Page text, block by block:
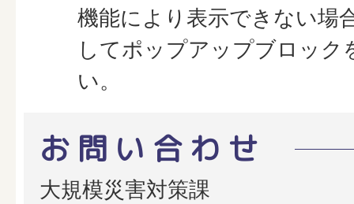
機能により表示できない場
してポップアップブロック
い。
お問い合わせ
大規模災害対策課